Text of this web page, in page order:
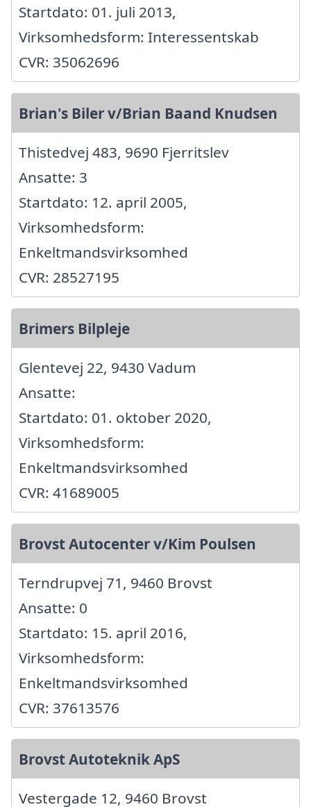
Startdato: 01. juli 2013,
Virksomhedsform: Interessentskab
CVR: 35062696
Brian's Biler v/Brian Baand Knudsen
Thistedvej 483, 9690 Fjerritslev
Ansatte: 3
Startdato: 12. april 2005,
Virksomhedsform:
Enkeltmandsvirksomhed
CVR: 28527195
Brimers Bilpleje
Glentevej 22, 9430 Vadum
Ansatte:
Startdato: 01. oktober 2020,
Virksomhedsform:
Enkeltmandsvirksomhed
CVR: 41689005
Brovst Autocenter v/Kim Poulsen
Terndrupvej 71, 9460 Brovst
Ansatte: 0
Startdato: 15. april 2016,
Virksomhedsform:
Enkeltmandsvirksomhed
CVR: 37613576
Brovst Autoteknik ApS
Vestergade 12, 9460 Brovst